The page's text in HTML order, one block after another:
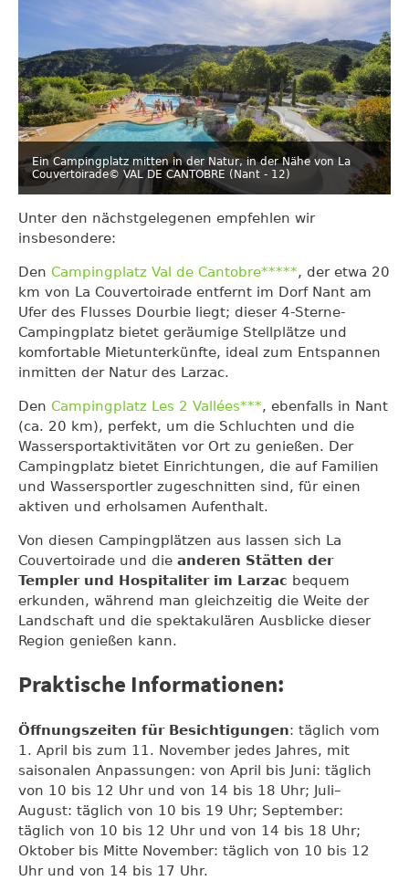
Ein Campingplatz mitten in der Natur, in der Nähe von La
Couvertoirade© VAL DE CANTOBRE (Nant - 12)
Unter den nächstgelegenen empfehlen wir
insbesondere:
Den Campingplatz Val de Cantobre*****, der etwa 20
km von La Couvertoirade entfernt im Dorf Nant am
Ufer des Flusses Dourbie liegt; dieser 4-Sterne-
Campingplatz bietet geräumige Stellplätze und
komfortable Mietunterkünfte, ideal zum Entspannen
inmitten der Natur des Larzac.
Den Campingplatz Les 2 Vallées***, ebenfalls in Nant
(ca. 20 km), perfekt, um die Schluchten und die
Wassersportaktivitäten vor Ort zu genießen. Der
Campingplatz bietet Einrichtungen, die auf Familien
und Wassersportler zugeschnitten sind, für einen
aktiven und erholsamen Aufenthalt.
Von diesen Campingplätzen aus lassen sich La
Couvertoirade und die anderen Stätten der
Templer und Hospitaliter im Larzac bequem
erkunden, während man gleichzeitig die Weite der
Landschaft und die spektakulären Ausblicke dieser
Region genießen kann.
Praktische Informationen:
Öffnungszeiten für Besichtigungen: täglich vom
1. April bis zum 11. November jedes Jahres, mit
saisonalen Anpassungen: von April bis Juni: täglich
von 10 bis 12 Uhr und von 14 bis 18 Uhr; Juli–
August: täglich von 10 bis 19 Uhr; September:
täglich von 10 bis 12 Uhr und von 14 bis 18 Uhr;
Oktober bis Mitte November: täglich von 10 bis 12
Uhr und von 14 bis 17 Uhr.